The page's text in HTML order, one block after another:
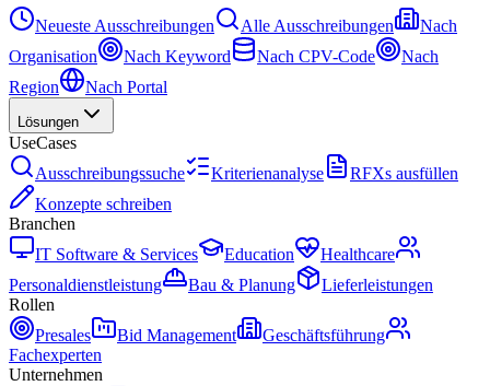
Neueste Ausschreibungen Alle Ausschreibungen
Nach
Organisation
Nach Keyword Nach CPV-Code
Nach
Region
Nach Portal
Lösungen
UseCases
Ausschreibungssuche
Kriterienanalyse
RFXs ausfüllen
Konzepte schreiben
Branchen
IT Software & Services
Education
Healthcare
Personaldienstleistung
Bau & Planung
Lieferleistungen
Rollen
Presales
Bid Management
Geschäftsführung
Fachexperten
Unternehmen